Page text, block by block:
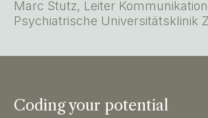
Marc Stutz, Leiter
Psychiatrische Universitätsklinik
Coding your potential